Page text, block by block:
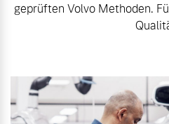
geprüften Volvo Methoden.